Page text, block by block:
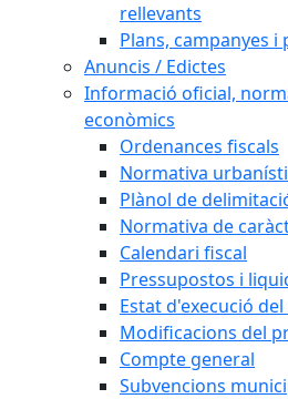
rellevants
Plans, campanyes i
Anuncis / Edictes
Informació oficial,
econòmics
Ordenances fiscals
Normativa
Plànol de
Normativa de
Calendari fiscal
Pressupostos i
Estat d'execució
Modificacions del
Compte general
Subvencions